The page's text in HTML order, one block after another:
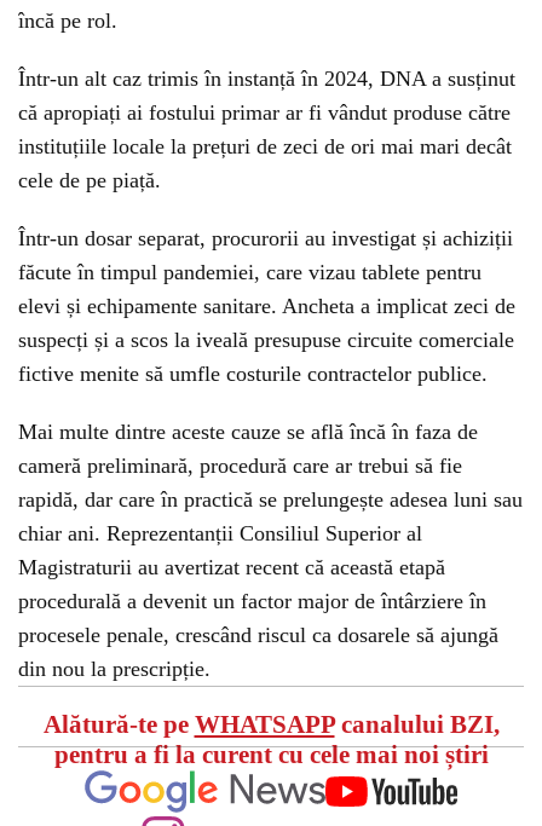
încă pe rol.
Într-un alt caz trimis în instanță în 2024, DNA a susținut
că apropiați ai fostului primar ar fi vândut produse către
instituțiile locale la prețuri de zeci de ori mai mari decât
cele de pe piață.
Într-un dosar separat, procurorii au investigat și achiziții
făcute în timpul pandemiei, care vizau tablete pentru
elevi și echipamente sanitare. Ancheta a implicat zeci de
suspecți și a scos la iveală presupuse circuite comerciale
fictive menite să umfle costurile contractelor publice.
Mai multe dintre aceste cauze se află încă în faza de
cameră preliminară, procedură care ar trebui să fie
rapidă, dar care în practică se prelungește adesea luni sau
chiar ani. Reprezentanții Consiliul Superior al
Magistraturii au avertizat recent că această etapă
procedurală a devenit un factor major de întârziere în
procesele penale, crescând riscul ca dosarele să ajungă
din nou la prescripție.
Alătură-te pe WHATSAPPcanalului BZI,
pentru a fi la curent cu cele mai noi știri